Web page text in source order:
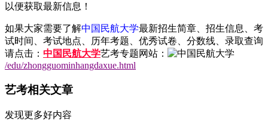
以便获取最新信息！
如果大家需要了解中国民航大学最新招生简章、招生信息、考
试时间、考试地点、历年考题、优秀试卷、分数线、录取查询
请点击： 中国民航大学艺考专题网站：
/edu/zhongguominhangdaxue.html
艺考相关文章
发现更多好内容